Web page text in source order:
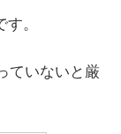
す。
ていないと厳